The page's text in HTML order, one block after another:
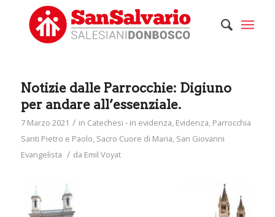
Notizie dalle Parrocchie: Digiuno
per andare all’essenziale.
7 Marzo 2021 / in Catechesi - in evidenza, Evidenza, Parrocchia
Santi Pietro e Paolo, Sacro Cuore di Maria, San Giovanni
Evangelista / da Emil Voyat